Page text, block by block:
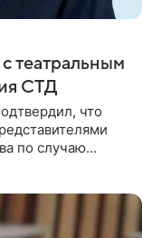
театральным
СТД
что
по случаю